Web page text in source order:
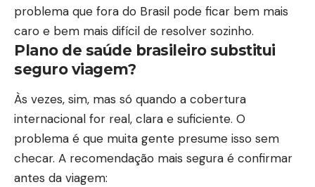
problema que fora do Brasil pode ficar bem mais
caro e bem mais difícil de resolver sozinho.
Plano de saúde brasileiro substitui
seguro viagem?
Às vezes, sim, mas só quando a cobertura
internacional for real, clara e suficiente. O
problema é que muita gente presume isso sem
checar. A recomendação mais segura é confirmar
antes da viagem: